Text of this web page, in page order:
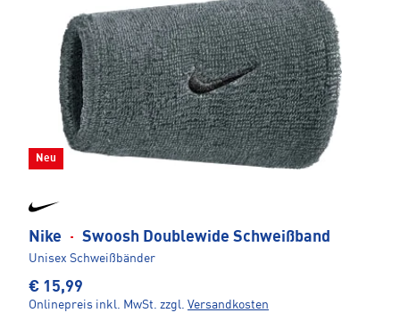
Neu
Nike · Swoosh Doublewide Schweißband
Unisex Schweißbänder
€ 15,99
Onlinepreis inkl. MwSt. zzgl. Versandkosten